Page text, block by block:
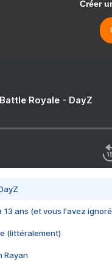
Créer
Royale - DayZ
13 ans (et vous l'avez
(littéralement)
Rayan